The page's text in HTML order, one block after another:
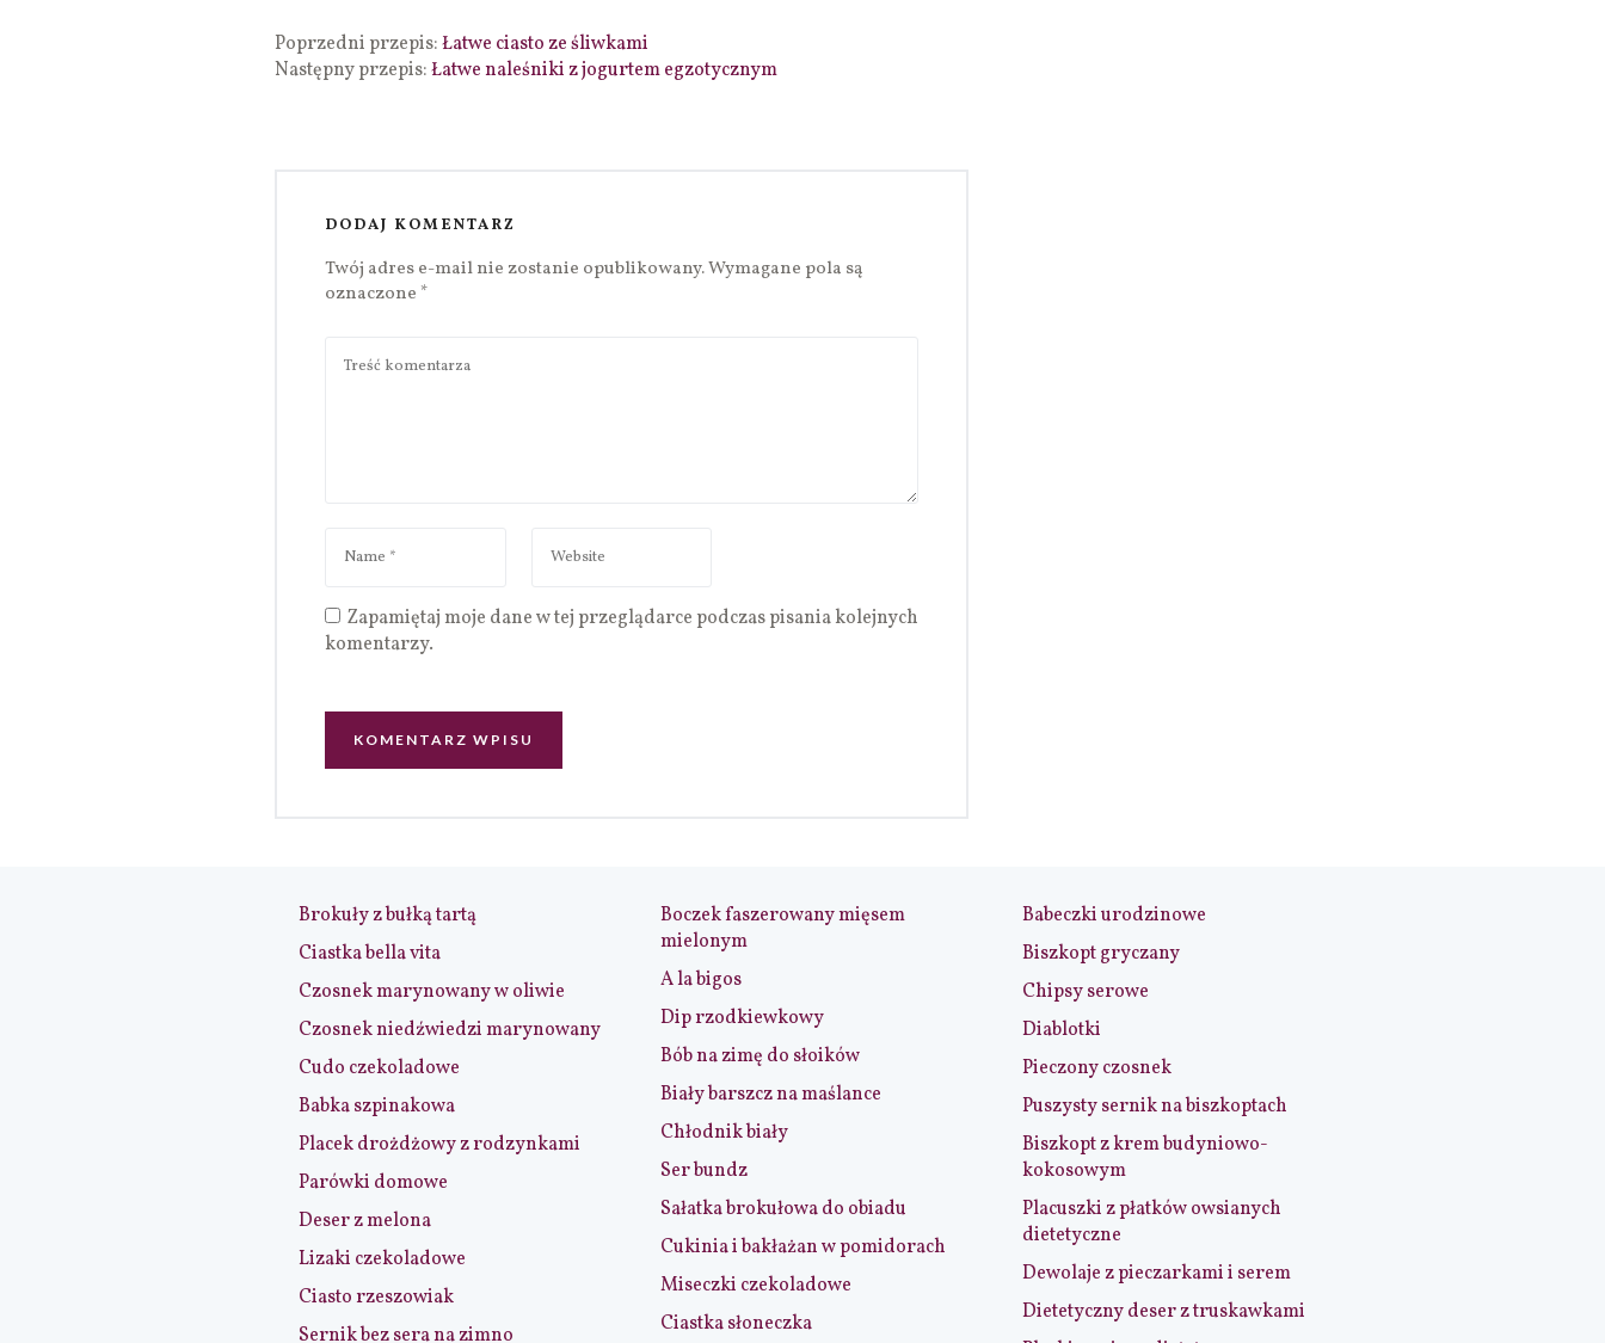
Poprzedni przepis:Łatwe ciasto ze śliwkami
Następny przepis:Łatwe naleśniki z jogurtem egzotycznym
DODAJ KOMENTARZ
Twój adres e-mail nie zostanie opublikowany.Wymagane pola są
oznaczone *
Zapamiętaj moje dane w tej przeglądarce podczas pisania kolejnych
komentarzy.
Brokuły z bułką tartą
Ciastka bella vita
Czosnek marynowany w oliwie
Czosnek niedźwiedzi marynowany
Cudo czekoladowe
Babka szpinakowa
Placek drożdżowy z rodzynkami
Parówki domowe
Deser z melona
Lizaki czekoladowe
Ciasto rzeszowiak
Sernik bez sera na zimno
Boczek faszerowany mięsem
mielonym
A la bigos
Dip rzodkiewkowy
Bób na zimę do słoików
Biały barszcz na maślance
Chłodnik biały
Ser bundz
Sałatka brokułowa do obiadu
Cukinia i bakłażan w pomidorach
Miseczki czekoladowe
Ciastka słoneczka
Babeczki urodzinowe
Biszkopt gryczany
Chipsy serowe
Diablotki
Pieczony czosnek
Puszysty sernik na biszkoptach
Biszkopt z krem budyniowo-
kokosowym
Placuszki z płatków owsianych
dietetyczne
Dewolaje z pieczarkami i serem
Dietetyczny deser z truskawkami